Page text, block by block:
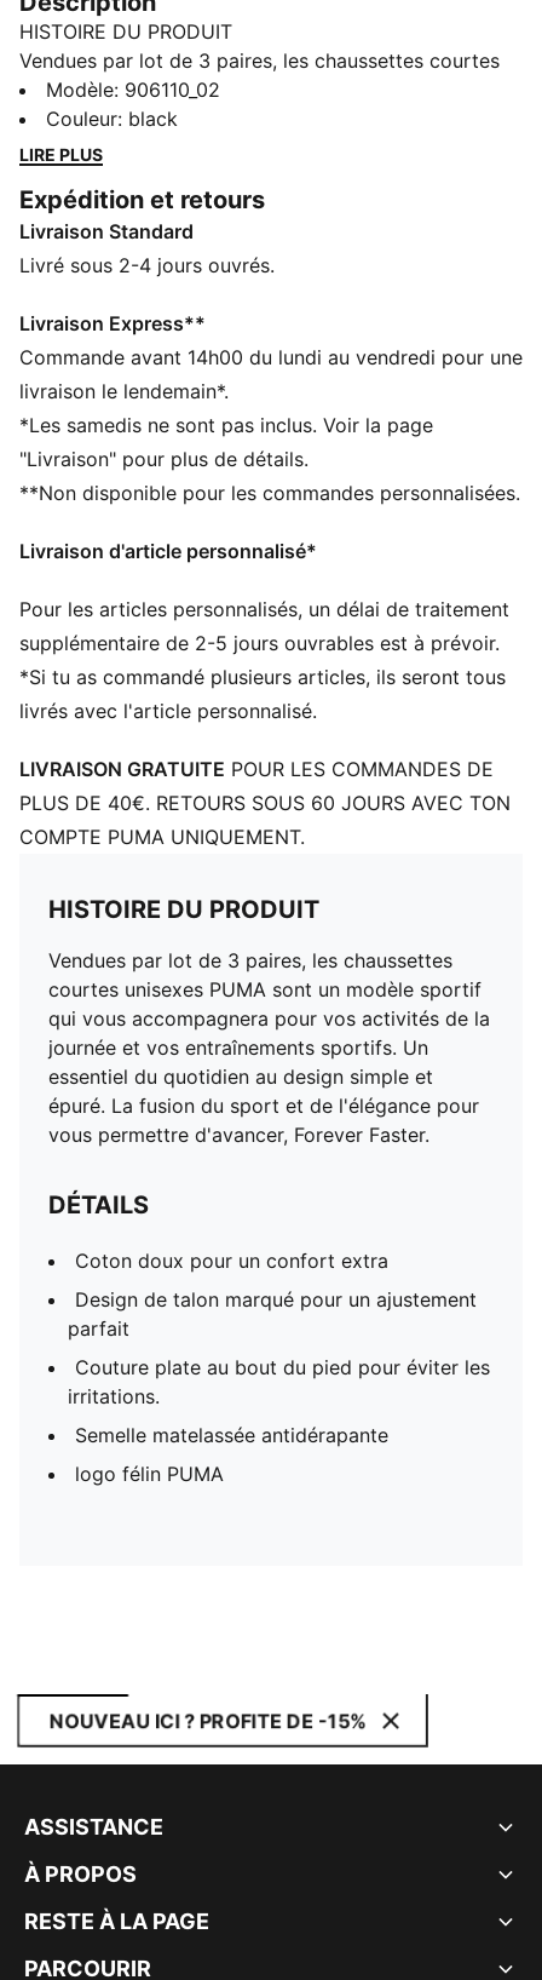
HISTOIRE DU PRODUIT
Vendues par lot de 3 paires, les chaussettes courtes
unisexes PUMA sont un modèle sportif qui vous
accompagnera pour vos activités de la journée et vos
entraînements sportifs. Un essentiel du quotidien au
l'élégance pour vous permettre d'avancer, Forever
Faster.
DÉTAILS
Design de talon marqué pour un ajustement parfait
Couture plate au bout du pied pour éviter les
irritations.
logo félin PUMA
Modèle: 906110_02
Couleur: black
LIRE PLUS
Expédition et retours
Livraison Standard
Livré sous 2-4 jours ouvrés.
Livraison Express**
Commande avant 14h00 du lundi au vendredi pour une
livraison le lendemain*.
*Les samedis ne sont pas inclus. Voir la page
"Livraison" pour plus de détails.
**Non disponible pour les commandes personnalisées.
Livraison d'article personnalisé*
Pour les articles personnalisés, un délai de traitement
supplémentaire de 2-5 jours ouvrables est à prévoir.
*Si tu as commandé plusieurs articles, ils seront tous
livrés avec l'article personnalisé.
LIVRAISON GRATUITE POUR LES COMMANDES DE
PLUS DE 40€. RETOURS SOUS 60 JOURS AVEC TON
COMPTE PUMA UNIQUEMENT.
HISTOIRE DU PRODUIT
Vendues par lot de 3 paires, les chaussettes
courtes unisexes PUMA sont un modèle sportif
qui vous accompagnera pour vos activités de la
journée et vos entraînements sportifs. Un
essentiel du quotidien au design simple et
épuré. La fusion du sport et de l'élégance pour
vous permettre d'avancer, Forever Faster.
DÉTAILS
Coton doux pour un confort extra
Design de talon marqué pour un ajustement
parfait
Couture plate au bout du pied pour éviter les
irritations.
Semelle matelassée antidérapante
logo félin PUMA
NOUVEAU ICI ? PROFITE DE -15%
ASSISTANCE
À PROPOS
RESTE À LA PAGE
PARCOURIR